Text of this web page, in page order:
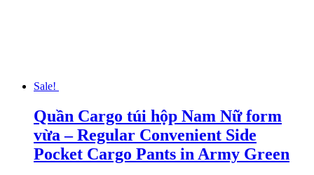
Sale!
Quần Cargo túi hộp Nam Nữ form
vừa – Regular Convenient Side
Pocket Cargo Pants in Army Green